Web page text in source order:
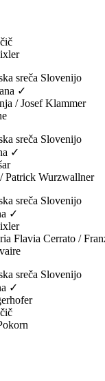
sreča Slovenijo
✓
/ Josef Klammer
sreča Slovenijo
✓
Patrick Wurzwallner
sreča Slovenijo
✓
Flavia Cerrato /
sreča Slovenijo
✓